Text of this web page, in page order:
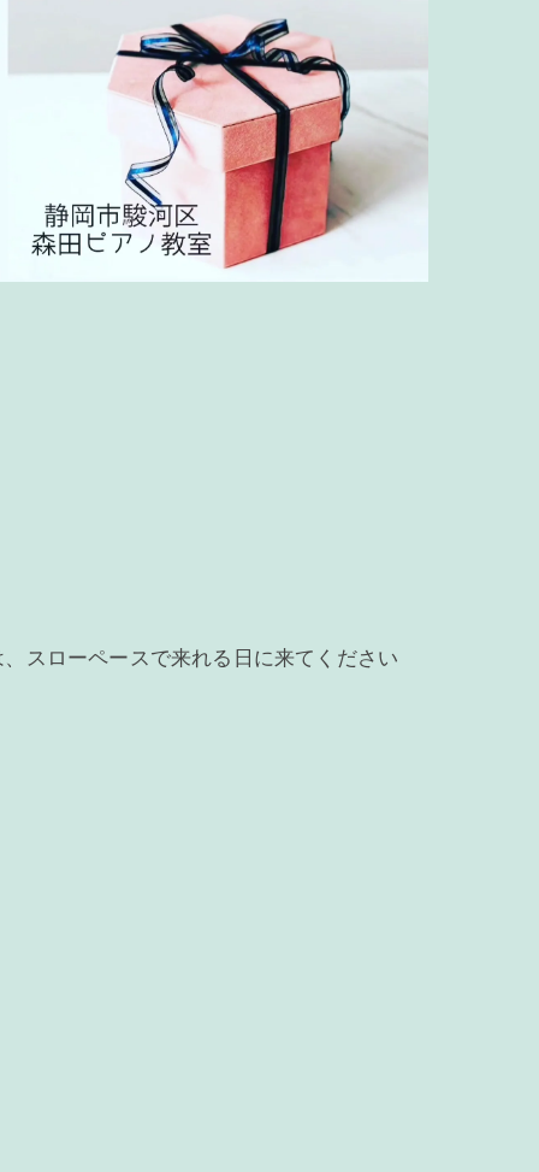
スローペースで来れる日に来てください